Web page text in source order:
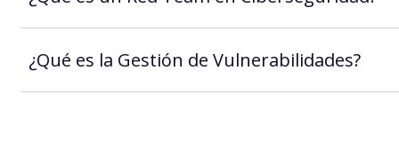
¿Qué es la Gestión de Vulnerabilidades?